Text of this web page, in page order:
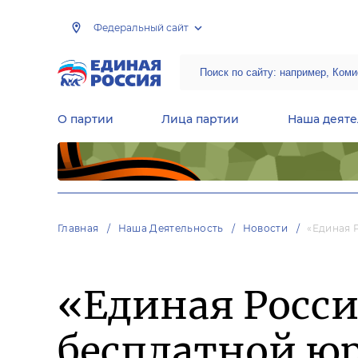
Федеральный сайт
О партии Лица партии Наша
Главная Наша Деятельность Новости «Единая
«Единая